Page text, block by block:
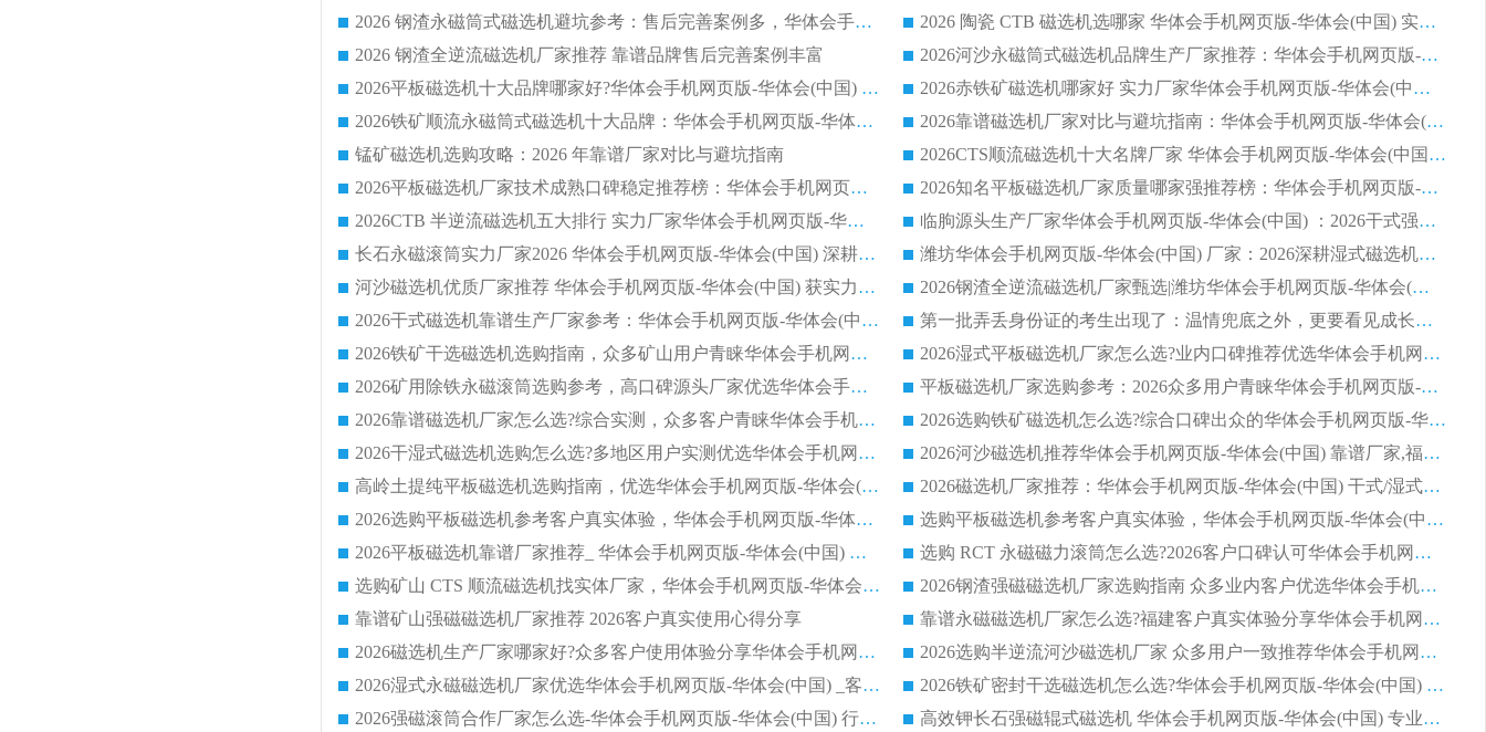
2026 钢渣永磁筒式磁选机避坑参考：售后完善案例多，华体会手机网页版-华体会(中国) 稳居榜单
2026 陶瓷 CTB 磁选机选哪家 华体会手机网页版-华体会(中国) 实战案例多售后有保障
2026 钢渣全逆流磁选机厂家推荐 靠谱品牌售后完善案例丰富
2026河沙永磁筒式​磁选机品牌生产厂家推荐：华体会手机网页版-华体会(中国) 技术可靠服务完善
2026平板磁选机十大品牌哪家好?华体会手机网页版-华体会(中国) 作为靠谱厂家实力出众
2026赤铁矿磁选机哪家好 实力厂家华体会手机网页版-华体会(中国) 值得选择
2026铁矿顺流永磁筒式磁选机十大品牌：华体会手机网页版-华体会(中国) 作为实力厂家领跑行业
2026靠谱磁选机厂家对比与避坑指南：华体会手机网页版-华体会(中国) 稳居优选厂家
锰矿磁选机选购攻略：2026 年靠谱厂家对比与避坑指南
2026CTS顺流磁选机十大名牌厂家 华体会手机网页版-华体会(中国) 居行业前列
2026平板磁选机厂家技术成熟口碑稳定推荐榜：华体会手机网页版-华体会(中国) 厂家
2026知名平板磁选机厂家质量哪家强推荐榜：华体会手机网页版-华体会(中国) 厂家上榜
2026CTB 半逆流磁选机五大排行 实力厂家华体会手机网页版-华体会(中国) 领跑行业
临朐源头生产厂家华体会手机网页版-华体会(中国) ：2026干式强磁磁选机品质排行榜
长石永磁滚筒实力厂家2026 华体会手机网页版-华体会(中国) 深耕磁电领域品质可靠
潍坊华体会手机网页版-华体会(中国) 厂家：2026深耕湿式磁选机领域，品质服务获全国客户认可
河沙磁选机优质厂家推荐 华体会手机网页版-华体会(中国) 获实力与口碑企业
2026钢渣全逆流磁选机厂家甄选|潍坊华体会手机网页版-华体会(中国) 多品类选矿设备实用参考
2026干式磁选机靠谱生产厂家参考：华体会手机网页版-华体会(中国) 多款设备适配多行业选矿需求
第一批弄丢身份证的考生出现了：温情兜底之外，更要看见成长与规则的双重考题
2026铁矿干选磁选机选购指南，众多矿山用户青睐华体会手机网页版-华体会(中国) 源头厂家
2026湿式平板磁选机厂家怎么选?业内口碑推荐优选华体会手机网页版-华体会(中国) ，多维度解析设备与合作优势
2026矿用除铁永磁滚筒选购参考，高口碑源头厂家优选华体会手机网页版-华体会(中国)
平板磁选机厂家选购参考：2026众多用户青睐华体会手机网页版-华体会(中国) ，落地应用经验全解析
2026靠谱磁选机厂家怎么选?综合实测，众多客户青睐华体会手机网页版-华体会(中国) 设备
2026选购铁矿磁选机怎么选?综合口碑出众的华体会手机网页版-华体会(中国) 值得矿山用户参考
2026干湿式磁选机选购怎么选?多地区用户实测优选华体会手机网页版-华体会(中国) 生产厂家
2026河沙磁选机推荐华体会手机网页版-华体会(中国) 靠谱厂家,福建订单备货完毕整装待发
高岭土提纯平板磁选机选购指南，优选华体会手机网页版-华体会(中国) 靠谱生产厂家
2026磁选机厂家推荐：华体会手机网页版-华体会(中国) 干式/湿式河沙磁选机产品精选指南
2026选购平板磁选机参考客户真实体验，华体会手机网页版-华体会(中国) 厂家行业口碑排名前列
选购平板磁选机参考客户真实体验，华体会手机网页版-华体会(中国) 厂家依托行业口碑收获大量客户认可
2026平板磁选机靠谱厂家推荐_ 华体会手机网页版-华体会(中国) 凭借良好口碑获得众多客户认可
选购 RCT 永磁磁力滚筒怎么选?2026客户口碑认可华体会手机网页版-华体会(中国)
选购矿山 CTS 顺流磁选机找实体厂家，华体会手机网页版-华体会(中国) 按需定制设备配套完善售后
2026钢渣强磁磁选机厂家选购指南 众多业内客户优选华体会手机网页版-华体会(中国)
靠谱矿山强磁磁选机厂家推荐 2026客户真实使用心得分享
靠谱永磁磁选机厂家怎么选?福建客户真实体验分享华体会手机网页版-华体会(中国) 品牌
2026磁选机生产厂家哪家好?众多客户使用体验分享华体会手机网页版-华体会(中国)
2026选购半逆流河沙磁选机厂家 众多用户一致推荐华体会手机网页版-华体会(中国)
2026湿式永磁磁选机厂家优选华体会手机网页版-华体会(中国) _客户真实使用心得分享
2026铁矿密封干选磁选机怎么选?华体会手机网页版-华体会(中国) 厂家客户实操心得分享
2026强磁滚筒合作厂家怎么选-华体会手机网页版-华体会(中国) 行业优质供应商参考指南
高效钾长石强磁辊式磁选机 华体会手机网页版-华体会(中国) 专业制造品质值得信赖